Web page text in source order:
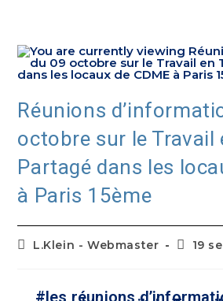
Réunions
octobre sur le Travail
Partagé dans les
à Paris 15ème
L.Klein - Webmaster 19
#les réunions